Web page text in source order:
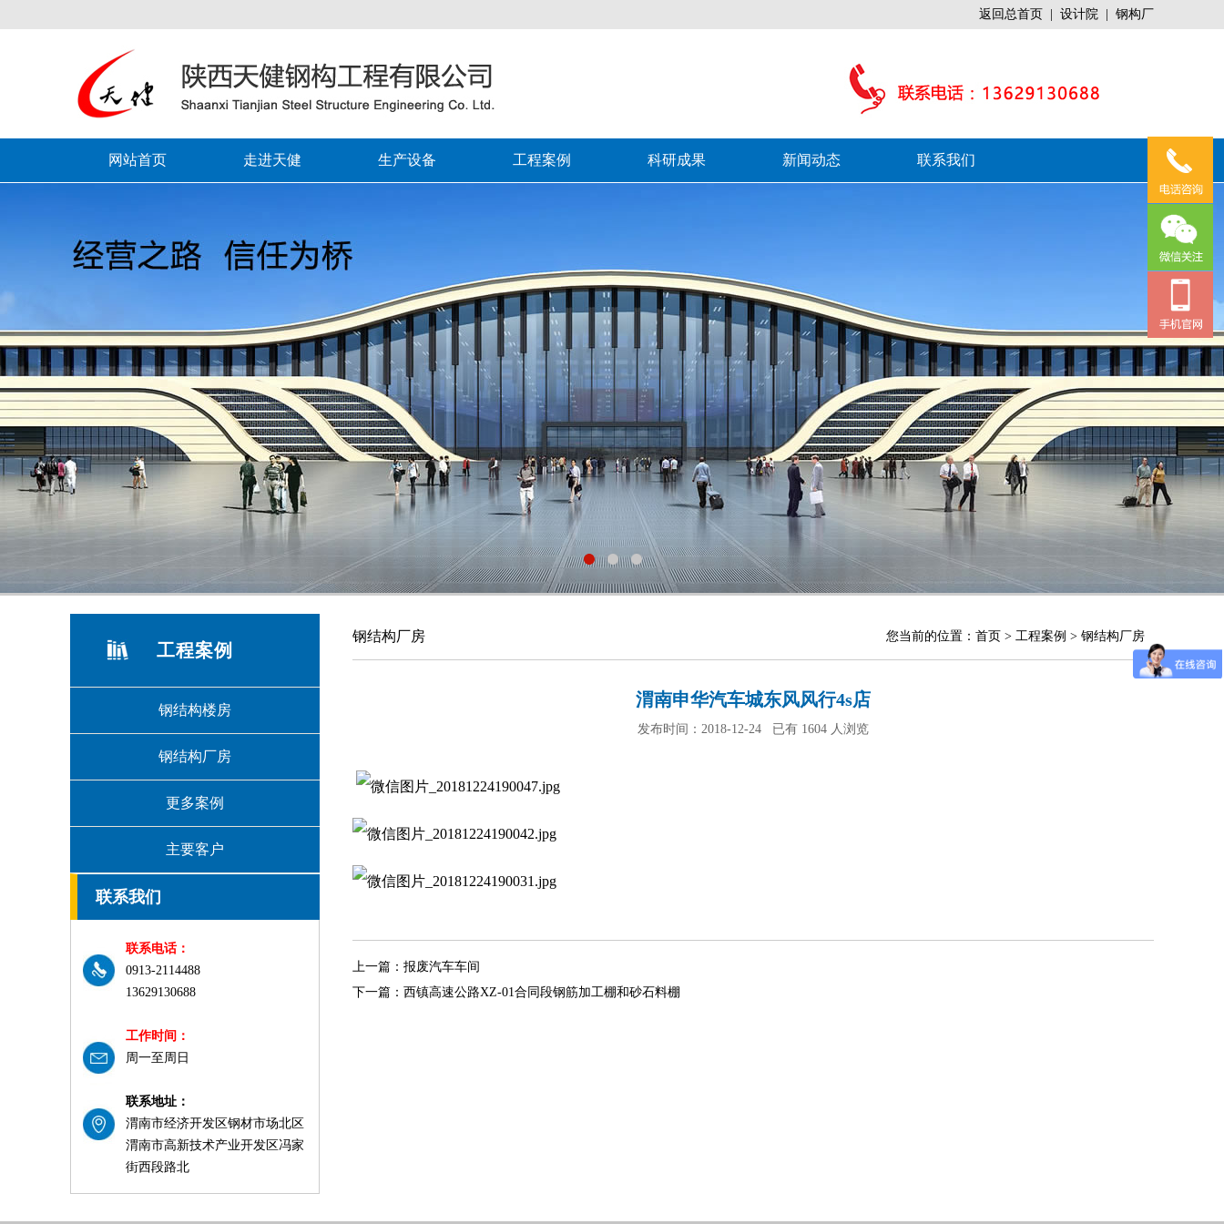
返回总首页 设计院 钢构厂
网站首页 走进天健 生产设备 工程案例 科研成果 新闻动态 联系我们
工程案例
钢结构楼房
钢结构厂房
更多案例
主要客户
联系我们
联系电话：
0913-2114488
13629130688
工作时间：
周一至周日
联系地址：
渭南市经济开发区钢材市场北区
渭南市高新技术产业开发区冯家
街西段路北
您当前的位置： 首页 > 工程案例 > 钢结构厂房
钢结构厂房
渭南申华汽车城东风风行4s店
发布时间：2018-12-24 已有 1604 人浏览
上一篇： 报废汽车车间
下一篇： 西镇高速公路XZ-01合同段钢筋加工棚和砂石料棚